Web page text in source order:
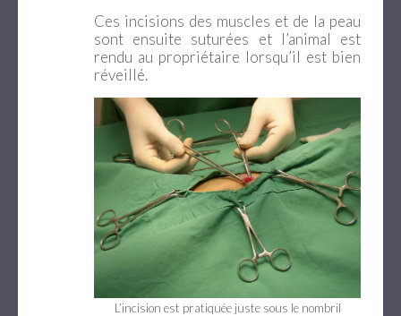
Ces incisions des muscles et de la peau
sont ensuite suturées et l’animal est
rendu au propriétaire lorsqu’il est bien
réveillé.
L’incision est pratiquée juste sous le nombril